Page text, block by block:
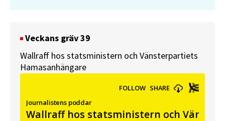
Veckans gräv 39
Wallraff hos statsministern och Vänsterpartiets
Hamasanhängare